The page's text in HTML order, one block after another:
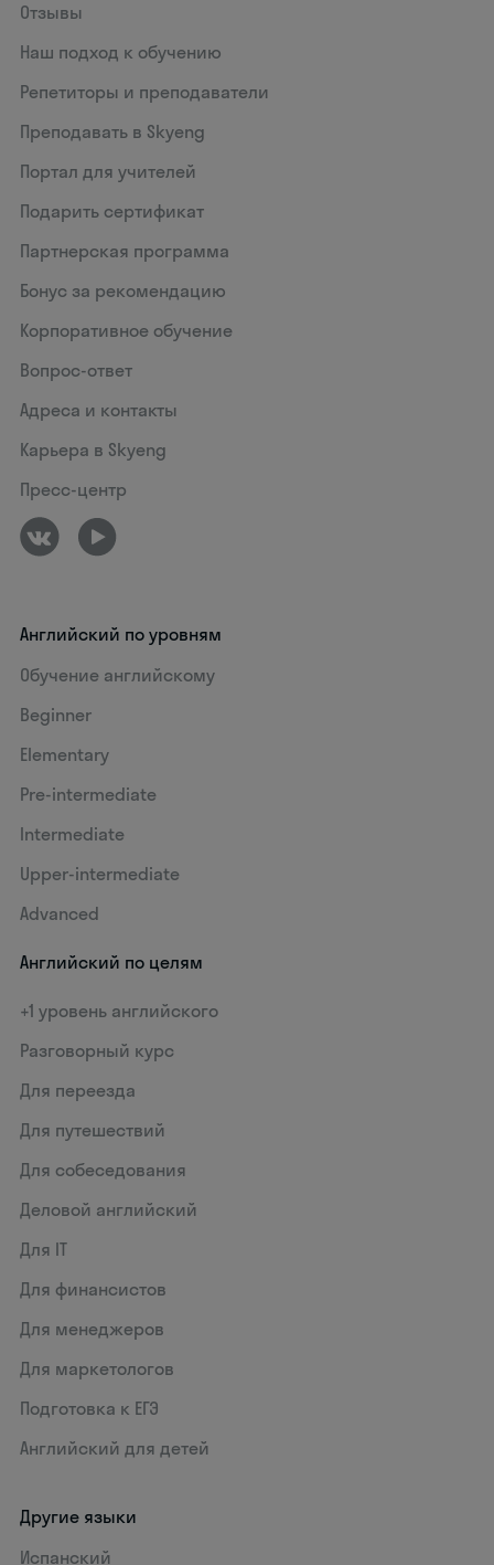
Отзывы
Наш подход к обучению
Репетиторы и преподаватели
Преподавать в Skyeng
Портал для учителей
Подарить сертификат
Партнерская программа
Бонус за рекомендацию
Корпоративное обучение
Вопрос-ответ
Адреса и контакты
Карьера в Skyeng
Пресс-центр
Английский по уровням
Обучение английскому
Beginner
Elementary
Pre-intermediate
Intermediate
Upper-intermediate
Advanced
Английский по целям
+1 уровень английского
Разговорный курс
Для переезда
Для путешествий
Для собеседования
Деловой английский
Для IT
Для финансистов
Для менеджеров
Для маркетологов
Подготовка к ЕГЭ
Английский для детей
Другие языки
Испанский